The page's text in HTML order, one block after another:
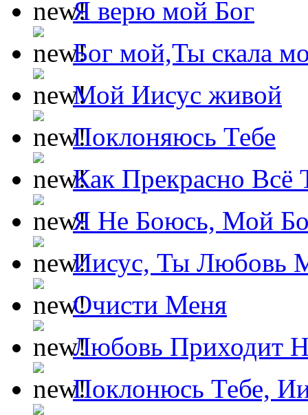
Я верю мой Бог
Бог мой,Ты скала
Мой Иисус живой
Поклоняюсь Тебе
Как Прекрасно Всё
Я Не Боюсь, Мой
Иисус, Ты Любовь
Очисти Меня
Любовь Приходит
Поклонюсь Тебе,